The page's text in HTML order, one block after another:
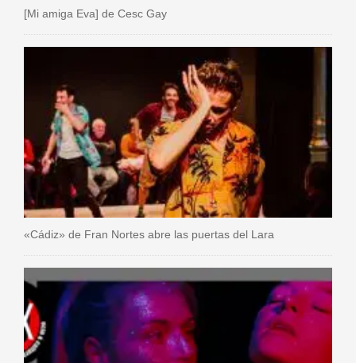
[Mi amiga Eva] de Cesc Gay
«Cádiz» de Fran Nortes abre las puertas del Lara